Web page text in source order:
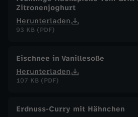
Zitronenjoghurt
Herunterladen
93 KB (PDF)
Eischnee in Vanillesoße
Herunterladen
107 KB (PDF)
Erdnuss-Curry mit Hähnchen